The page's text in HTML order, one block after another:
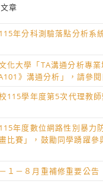
章
年分科測驗落點分析系
化大學「TA溝通分析專
》溝通分析」，請參閱
115學年度第5次代理教
年度數位網路性別暴力
比賽」，鼓勵同學踴躍參
１－８月重補修重要公告